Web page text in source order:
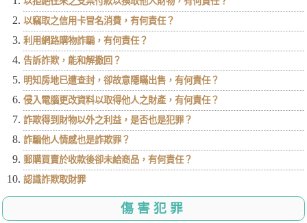
以竊取之信用卡冒名消費，有何責任？
利用網路購物詐騙，有何責任？
告訴詐欺，能和解撤回？
明知房地已遭查封，卻故意隱瞞出售，有何責任？
侵入電腦更改資料以取得他人之財產，有何責任？
詐欺得到財物以外之利益，是否也是犯罪？
詐騙他人情感也是詐欺罪？
郵購買賣於收款後卻未給商品，有何責任？
認識詐欺取財罪
傷害犯罪